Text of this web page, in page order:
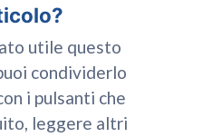
utile questo
condividerlo
i pulsanti che
leggere altri